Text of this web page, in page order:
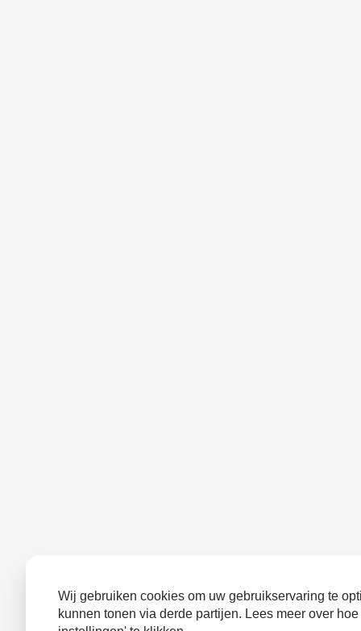
Wij gebruiken cookies om uw gebruikservaring te
kunnen tonen via derde partijen. Lees meer over